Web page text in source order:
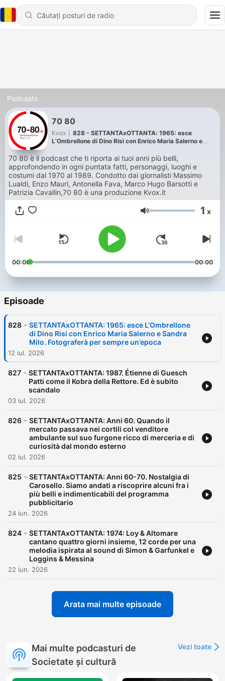
Podcasts
70 80
Kvox
828 - SETTANTAxOTTANTA: 1965: esce
L’Ombrellone di Dino Risi con Enrico Maria Salerno e
70 80 è il podcast che ti riporta ai tuoi anni più belli,
approfondendo in ogni puntata fatti, personaggi, luoghi e
costumi dal 1970 al 1989. Condotto dai giornalisti Massimo
Lualdi, Enzo Mauri, Antonella Fava, Marco Hugo Barsotti e
Patrizia Cavallin,70 80 è una produzione Kvox.it
Volum 1 x
00:00 00:00
Episoade
828 - SETTANTAxOTTANTA: 1965: esce L’Ombrellone
di Dino Risi con Enrico Maria Salerno e Sandra
Milo. Fotograferà per sempre un’epoca
12 iul. 2026
827 - SETTANTAxOTTANTA: 1987. Étienne di Guesch
Patti come il Kobra della Rettore. Ed è subito
scandalo
03 iul. 2026
826 - SETTANTAxOTTANTA: Anni 60. Quando il
mercato passava nei cortili col venditore
ambulante sul suo furgone ricco di merceria e di
curiosità dal mondo esterno
02 iul. 2026
825 - SETTANTAxOTTANTA: Anni 60-70. Nostalgia di
Carosello. Siamo andati a riscoprire alcuni fra i
più belli e indimenticabili del programma
pubblicitario
24 iun. 2026
824 - SETTANTAxOTTANTA: 1974: Loy & Altomare
cantano quattro giorni insieme, 12 corde per una
melodia ispirata al sound di Simon & Garfunkel e
Loggins & Messina
22 iun. 2026
Arata mai multe episoade
Mai multe podcasturi de
Societate și cultură
Vezi toate